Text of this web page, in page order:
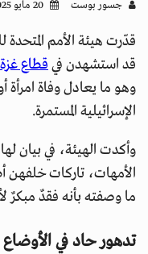
جسور بوست
قد استشهدن فيقطاع غزة
وهو ما يعادل وفاة
الإسرائيلية المستمرة.
وأكدت الهيئة، في بيان
الأمهات، تاركات خلفهن
ما وصفته بأنه فقدٌ مبكرٌ
تدهور حاد في الأوضاع